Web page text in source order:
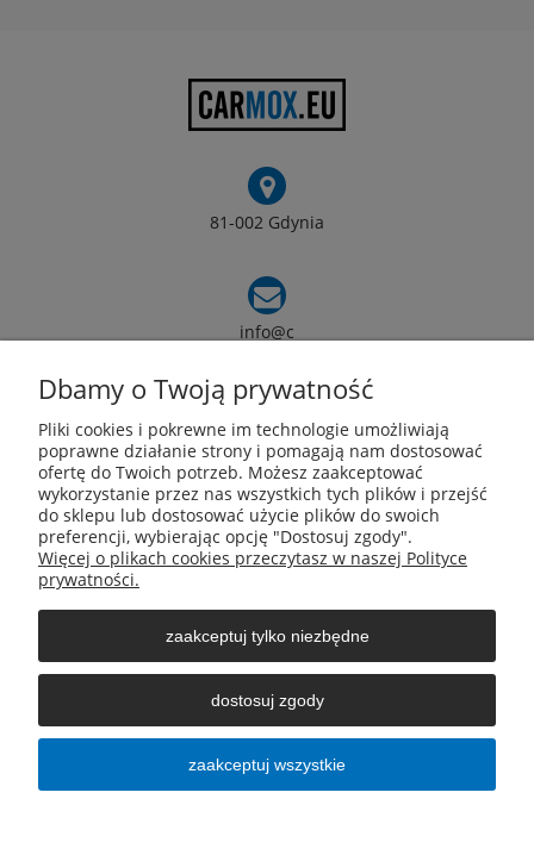
81-002 Gdynia
info@c
Pomoc
Moje konto
Płatności i dostawa
Informacje
O nas
Dbamy o Twoją prywatność
Pliki cookies i pokrewne im technologie umożliwiają
poprawne działanie strony i pomagają nam dostosować
ofertę do Twoich potrzeb. Możesz zaakceptować
wykorzystanie przez nas wszystkich tych plików i przejść
do sklepu lub dostosować użycie plików do swoich
preferencji, wybierając opcję "Dostosuj zgody".
Więcej o plikach cookies przeczytasz w naszej Polityce
prywatności.
zaakceptuj tylko niezbędne
dostosuj zgody
zaakceptuj wszystkie